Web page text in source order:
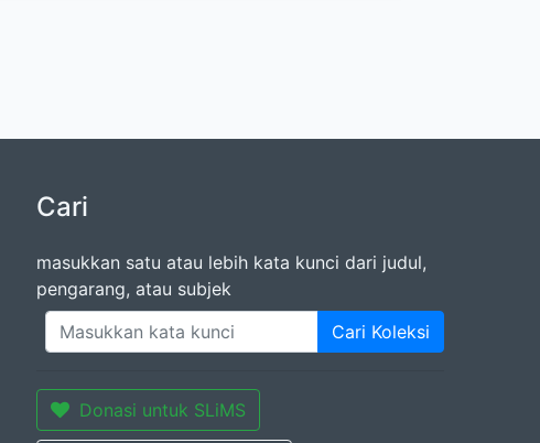
Cari
masukkan satu atau lebih kata kunci dari judul,
pengarang, atau subjek
Cari Koleksi
Donasi untuk SLiMS